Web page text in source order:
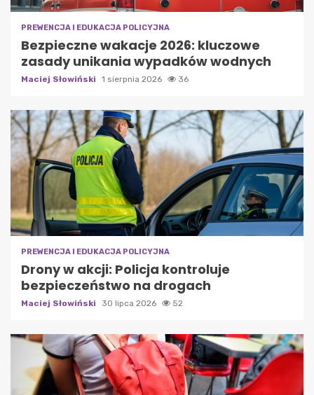
PREWENCJA I EDUKACJA POLICYJNA
Bezpieczne wakacje 2026: kluczowe
zasady unikania wypadków wodnych
Maciej Słowiński 1 sierpnia 2026 36
PREWENCJA I EDUKACJA POLICYJNA
Drony w akcji: Policja kontroluje
bezpieczeństwo na drogach
Maciej Słowiński 30 lipca 2026 52